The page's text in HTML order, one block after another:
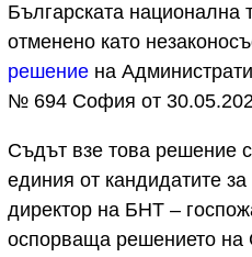
Българската национална
отменено като
решение на
№ 694 София от
Съдът взе това решение
единия от кандидатите
директор на БНТ –
оспорваща решението